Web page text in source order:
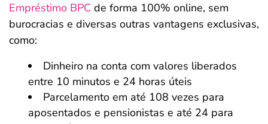
Empréstimo BPC de forma 100% online, sem
burocracias e diversas outras vantagens exclusivas,
como:
Dinheiro na conta com valores liberados
entre 10 minutos e 24 horas úteis
Parcelamento em até 108 vezes para
aposentados e pensionistas e até 24 para